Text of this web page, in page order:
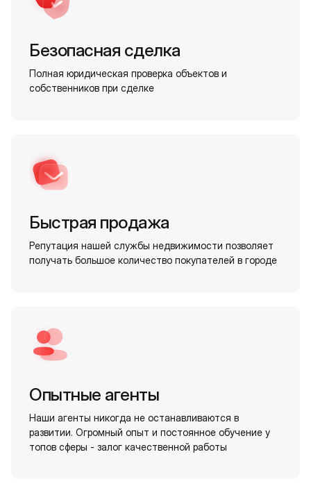
Безопасная сделка
Полная юридическая проверка объектов и
собственников при сделке
Быстрая продажа
Репутация нашей службы недвижимости позволяет
получать большое количество покупателей в городе
Опытные агенты
Наши агенты никогда не останавливаются в
развитии. Огромный опыт и постоянное обучение у
топов сферы - залог качественной работы